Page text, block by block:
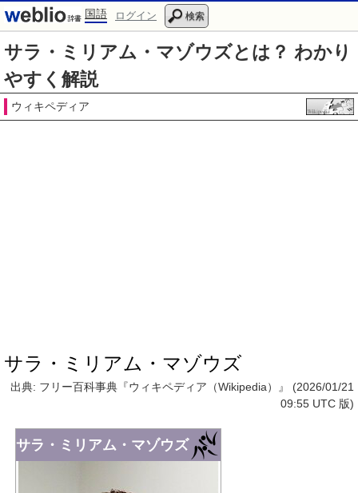
国語 ログイン 検索
サラ・ミリアム・マゾウズとは？ わかり
やすく解説
ウィキペディア
サラ・ミリアム・マゾウズ
出典: フリー百科事典『ウィキペディア（Wikipedia）』 (2026/01/21
09:55 UTC 版)
サラ・ミリアム・マゾウズ